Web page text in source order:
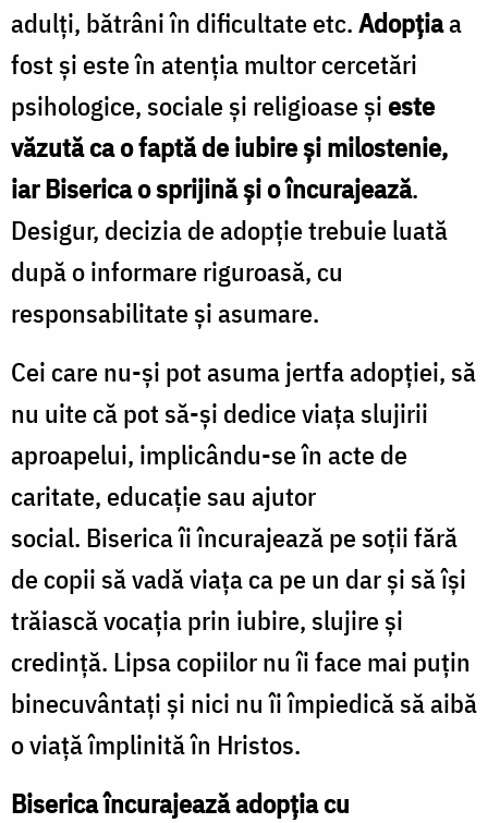
adulți, bătrâni în dificultate etc.Adopțiaa
fost și este în atenția multor cercetări
psihologice, sociale și religioase șieste
văzută ca o faptă de iubire și milostenie,
iar Biserica o sprijină și o încurajează.
Desigur, decizia de adopție trebuie luată
după o informare riguroasă, cu
responsabilitate și asumare.
Cei care nu-și pot asuma jertfa adopției, să
nu uite că pot să-și dedice viața slujirii
aproapelui, implicându-se în acte de
caritate, educație sau ajutor
social. Biserica îi încurajează pe soții fără
de copii să vadă viața ca pe un dar și să își
trăiască vocația prin iubire, slujire și
credință. Lipsa copiilor nu îi face mai puțin
binecuvântați și nici nu îi împiedică să aibă
o viață împlinită în Hristos.
Biserica încurajează adopția cu